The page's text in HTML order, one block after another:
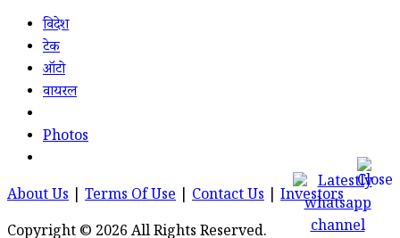
विदेश
टेक
ऑटो
वायरल
Photos
About Us Terms Of Use Contact Us
Investors
Copyright © 2026 All Rights Reserved.